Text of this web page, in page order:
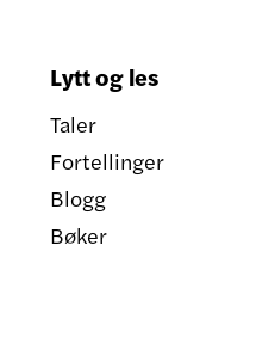
Lytt og les
Taler
Fortellinger
Blogg
Bøker